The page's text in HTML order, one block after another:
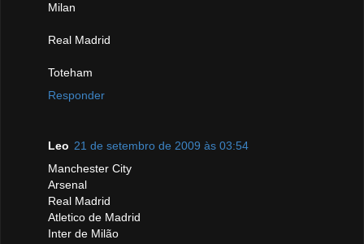
Milan
Real Madrid
Toteham
Responder
Leo 21 de setembro de 2009 às 03:54
Manchester City
Arsenal
Real Madrid
Atletico de Madrid
Inter de Milão